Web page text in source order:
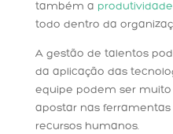
também a produtividade
todo dentro da
A gestão de talentos
da aplicação das
equipe podem ser
apostar nas
recursos humanos.